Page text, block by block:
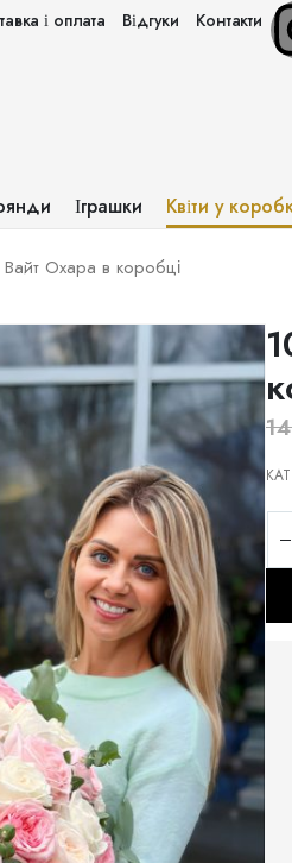
і оплата Відгуки Контакти
Іграшки Квіти у
Охара в коробці